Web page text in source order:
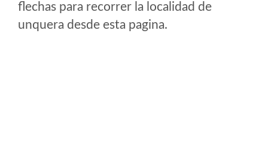
flechas para recorrer la localidad de
unquera desde esta pagina.